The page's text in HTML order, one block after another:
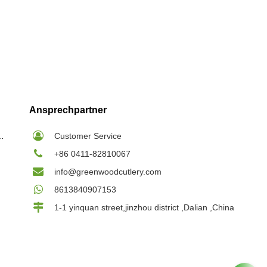
Großhandel
Ansprechpartner
Customer Service
+86 0411-82810067
info@greenwoodcutlery.com
8613840907153
1-1 yinquan street,jinzhou district ,Dalian ,China